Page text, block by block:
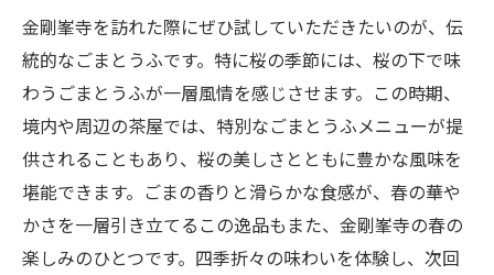
し
金剛峯寺を訪れた際にぜひ試していただきたいのが、伝
統的なごまとうふです。特に桜の季節には、桜の下で味
わうごまとうふが一層風情を感じさせます。この時期、
境内や周辺の茶屋では、特別なごまとうふメニューが提
供されることもあり、桜の美しさとともに豊かな風味を
堪能できます。ごまの香りと滑らかな食感が、春の華や
かさを一層引き立てるこの逸品もまた、金剛峯寺の春の
楽しみのひとつです。四季折々の味わいを体験し、次回